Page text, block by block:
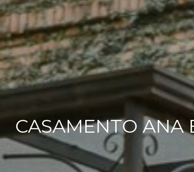
CASAMENTO ANA